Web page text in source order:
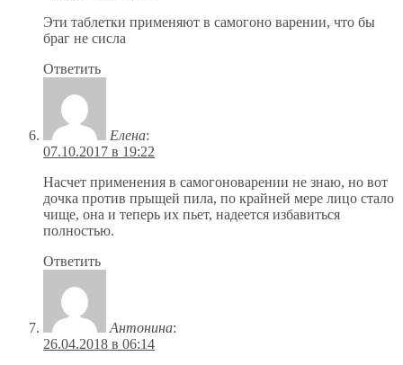
Эти таблетки применяют в самогоно варении, что бы
браг не сисла
Ответить
Елена:
07.10.2017 в 19:22
Насчет применения в самогоноварении не знаю, но вот
дочка против прыщей пила, по крайней мере лицо стало
чище, она и теперь их пьет, надеется избавиться
полностью.
Ответить
Антонина:
26.04.2018 в 06:14